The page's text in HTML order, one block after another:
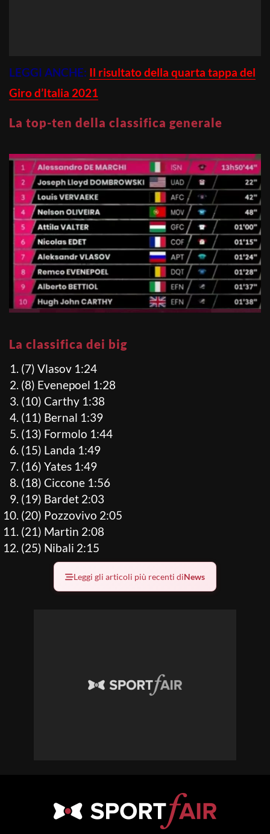
LEGGI ANCHE: Il risultato della quarta tappa del
Giro d’Italia 2021
La top-ten della classifica generale
La classifica dei big
(7) Vlasov 1:24
(8) Evenepoel 1:28
(10) Carthy 1:38
(11) Bernal 1:39
(13) Formolo 1:44
(15) Landa 1:49
(16) Yates 1:49
(18) Ciccone 1:56
(19) Bardet 2:03
(20) Pozzovivo 2:05
(21) Martin 2:08
(25) Nibali 2:15
Leggi gli articoli più recenti diNews